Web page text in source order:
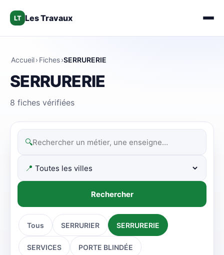
LT Les Travaux
Accueil› Fiches›SERRURERIE
SERRURERIE
8 fiches vérifiées
🔍
📍
Rechercher
Tous SERRURIER SERRURERIE
SERVICES PORTE BLINDÉE